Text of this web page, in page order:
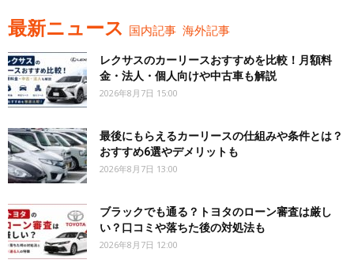
最新ニュース 国内記事 海外記事
レクサスのカーリースおすすめを比較！月額料
金・法人・個人向けや中古車も解説
2026年8月7日 15:00
最後にもらえるカーリースの仕組みや条件とは？
おすすめ6選やデメリットも
2026年8月7日 13:00
ブラックでも通る？トヨタのローン審査は厳し
い？口コミや落ちた後の対処法も
2026年8月7日 12:00